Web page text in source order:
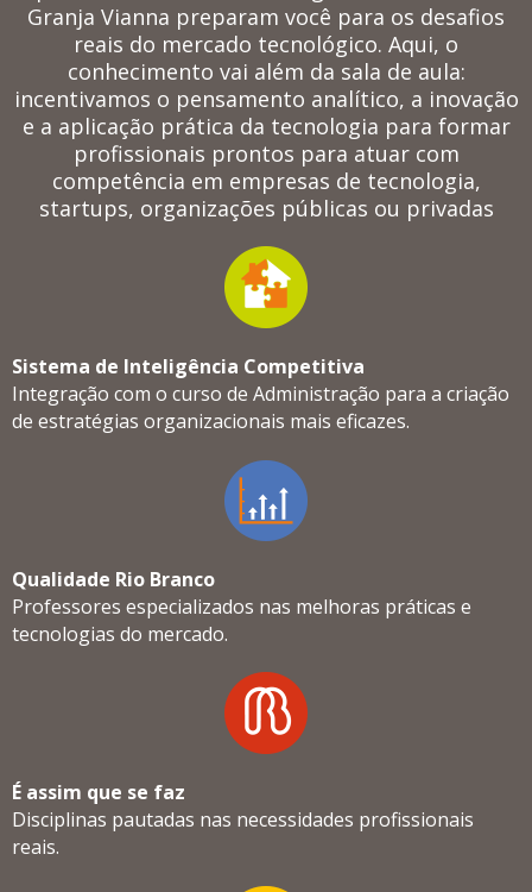
Granja Vianna preparam você para os desafios
reais do mercado tecnológico. Aqui, o
conhecimento vai além da sala de aula:
incentivamos o pensamento analítico, a inovação
e a aplicação prática da tecnologia para formar
profissionais prontos para atuar com
competência em empresas de tecnologia,
startups, organizações públicas ou privadas
Sistema de Inteligência Competitiva
Integração com o curso de Administração para a criação
de estratégias organizacionais mais eficazes.
Qualidade Rio Branco
Professores especializados nas melhoras práticas e
tecnologias do mercado.
É assim que se faz
Disciplinas pautadas nas necessidades profissionais
reais.